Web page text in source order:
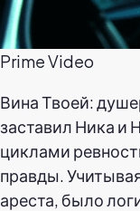
Prime Video
Вина Твоей:
заставил Ника и
циклами
правды.
ареста, было